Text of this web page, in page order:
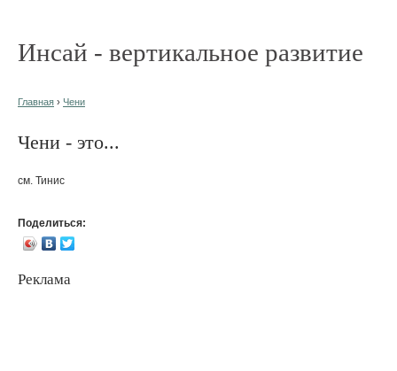
Инсай - вертикальное развитие
Главная › Чени
Чени - это...
см. Тинис
Поделиться:
Реклама